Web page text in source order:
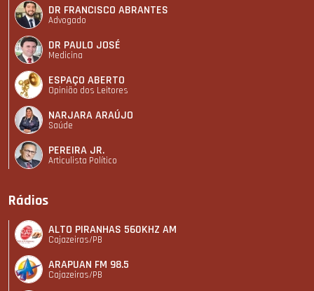
DR FRANCISCO ABRANTES
Advogado
DR PAULO JOSÉ
Medicina
ESPAÇO ABERTO
Opinião dos Leitores
NARJARA ARAÚJO
Saúde
PEREIRA JR.
Articulista Polí­tico
Rádios
ALTO PIRANHAS 560KHZ AM
Cajazeiras/PB
ARAPUAN FM 98.5
Cajazeiras/PB